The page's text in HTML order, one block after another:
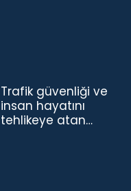
Trafik güvenliği ve
insan hayatını
tehlikeye atan